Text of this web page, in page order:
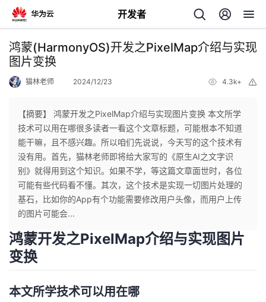
开发者
返
回
个
人
主
页
我
的
开
发
者
鸿蒙(HarmonyOS)开发之PixelMap介绍与实现
图片变换
猫林老师 2024/12/23 4.3k+
【摘要】 鸿蒙开发之PixelMap介绍与实现图片变换 本文所学
技术可以用在哪很多读者一看这个文章标题，可能根本不知道
能干嘛，且不感兴趣。所以咱们先说说，今天写的这个技术有
没有用。首先，猫林老师即将给大家写的《原生AI之文字识
别》就得用到这个知识。如果不学，等这篇文章面世时，各位
可能有些代码看不懂。其次，这个技术是实现一切图片处理的
基石，比如你的App有个功能需要修改用户头像，而用户上传
的图片可能会...
鸿蒙开发之PixelMap介绍与实现图片
变换
本文所学技术可以用在哪